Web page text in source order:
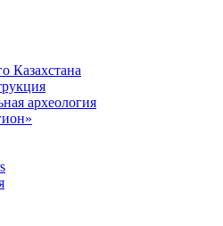
Казахстана
археология